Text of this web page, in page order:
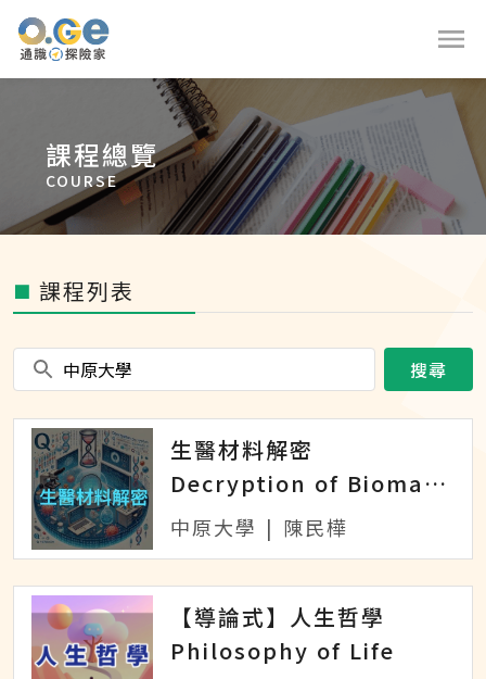
課程總覽
COURSE
■ 課程列表
搜尋
生醫材料解密
Decryption of Biomaterials
中原大學 | 陳民樺
【導論式】人生哲學
Philosophy of Life